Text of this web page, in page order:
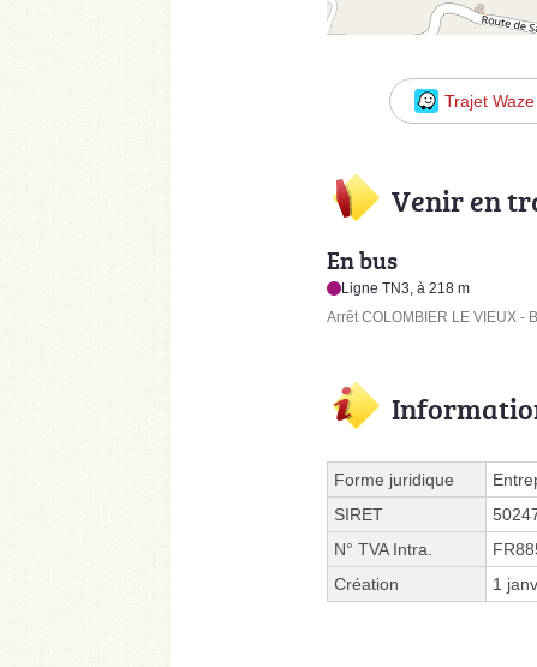
Trajet Waze
Venir en
En bus
Ligne TN3, à 218 m
Arrêt COLOMBIER LE VIEUX -
Forme juridique
SIRET
N° TVA Intra.
Création
1